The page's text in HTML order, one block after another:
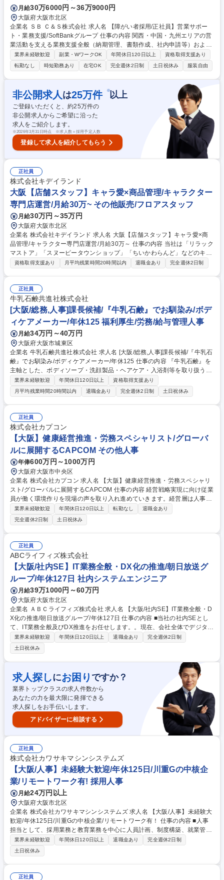
せる/インバウンド率99％
月給30万6000円～36万9000円
大阪府大阪市北区
企業名 ＳＢ Ｃ＆Ｓ株式会社 求人名 【障がい者採用/正社員】営業サポー
ト・業務支援/SoftBankグループ 仕事の内容 関西・中国・九州エリアの営
業活動を支える業務支援全般（納期管理、書類作成、社内申請等）および
AIツールを活用した業務効率化・プロセス改善、マニュアル整備等をお任
せします。 【詳細】営業支援業務（シリアル取得、納期調整、メーカー出
荷報告）/納期回答・納期管理/納品書・請求書等の書類作成・発行/押印申
請等の社内申請業務/各種事務・庶務業務/AIツールを活用した業務効率
化・業務改善/業務の標準化・マニュアル整備 【働き方】TeamsやGoogle
Chatを中心にコミュニケーションを実施しており、業務に慣れた後は週1
～2日程度の在宅勤務も可能です。 募集職種 【障がい者採用/正社員】営
業サポート・業務支援/SoftBankグループ
業界未経験歓迎 副業・WワークOK 年間休日120日以上
資格取得支援あり
転勤なし
時短勤務あり 在宅OK 完全週休2日制 土日祝休み 服装自由
非公開求人 は25万件 ※以上
ご登録いただくと、約25万件の
非公開求人からご希望に沿った
求人をご紹介します。
※2026年3月31日時点 ※求人数＝採用予定人数
登録して求人を紹介してもらう
正社員
株式会社キデイランド
大阪【店舗スタッフ】キャラ愛×商品管理/キャラクター
専門店運営/月給30万~ その他販売/フロアスタッフ
月給30万円～35万円
大阪府大阪市北区
企業名 株式会社キデイランド 求人名 大阪【店舗スタッフ】キャラ愛×商
品管理/キャラクター専門店運営/月給30万～ 仕事の内容 当社は「リラック
マストア」「スヌーピータウンショップ」「ちいかわらんど」などのキャ
ラクターを中心とした専門店と、ユニークな商品を発掘して提案する「キ
社の問屋との直接取引による多種多様な商品管理 ■お客様のニーズを汲み
取った能動的な商品提案 ■全国転勤を前提とした、将来の店舗マネジメン
ト業務 ※単なる販売に留まらない、マルチタスクな運営能力が求められま
す。 募集職種 大阪【店舗スタッフ】キャラ愛×商品管理/キャラクター専
門店運営/月給30万～
資格取得支援あり 月平均残業時間20時間以内 退職金あり 完全週休2日制
正社員
牛乳石鹸共進社株式会社
[大阪/総務,人事]課長候補/『牛乳石鹸』でお馴染み/ボデ
ィケアメーカー/年休125 福利厚生/労務/給与管理人事
月給34万円～40万円
大阪府大阪市城東区
企業名 牛乳石鹸共進社株式会社 求人名 [大阪/総務,人事]課長候補/『牛乳石
鹸』でお馴染み/ボディケアメーカー/年休125 仕事の内容 『牛乳石鹸』を
主軸とした、ボディソープ・洗顔製品・ヘアケア・入浴剤等を取り扱う当
社の本社にて、総務・人事業務全般をお任せいたします。 ＼具体的な仕事
内容／ ・メンバーのマネジメント業務 ・給与及び賞与、年末調整計算、
社会保険に関する手続き、 入社及び退職、異動に関する手続きなど労務関
連業務 ・給与及び勤怠システム、ワークフローに関する設計 【働き方】
年間休日125日・有給休暇消化率90.4％！仕事とプライベートのメリハリ
をつけられる制度を整えています。社員を大事にする社風であり、長期的
に安心して勤続出来る職場です。 募集職種 [大阪/総務,人事]課長候補/『牛
乳石鹸』でお馴染み/ボディケアメーカー/年休125
業界未経験歓迎 年間休日120日以上
資格取得支援あり
月平均残業時間20時間以内
退職金あり 完全週休2日制 土日祝休み
正社員
株式会社カプコン
【大阪】健康経営推進・労務スペシャリスト/グローバ
ルに展開するCAPCOM その他人事
年俸600万円～1000万円
大阪府大阪市中央区
企業名 株式会社カプコン 求人名 【大阪】健康経営推進・労務スペシャリ
スト/グローバルに展開するCAPCOM 仕事の内容 経営戦略実現に向け従業
員が働く環境作りを現場の声を取り入れ進めていきます。経営層は人事制
度/会社業績/企業の成長可能性について従業員説明会を約20回開催する
等、従業員との対話意識/人事への意識が高い為、 配属部署での期待も多
く、入社後は主に下記業務をお任せします。 (1)働き方改革(勤務環境整備)
多様な働き方の推進/労働時間の適正化/育児介護など両立支援への取り組
み (2)労務対策(就労環境整備)職場の活性化/ハラスメント対策/風通しの良
い職場環境の実践 (3)健康推進(健康経営の実践)メンタルヘルスおよびヘル
スリテラシーの向上/具体的な健康保持/増進施策/安全衛生委員会の運営/社
内クリニカルルームの運営等 募集職種 【大阪】健康経営推進・労務スペ
シャリスト/グローバルに展開するCAPCOM
業界未経験歓迎 年間休日120日以上 転勤なし
退職金あり
完全週休2日制
土日祝休み
正社員
ABCライフィズ株式会社
【大阪/社内SE】IT業務全般・DX化の推進/朝日放送グ
ループ/年休127日 社内システムエンジニア
月給39万1000円～60万円
大阪府大阪市北区
企業名 ＡＢＣライフィズ株式会社 求人名 【大阪/社内SE】IT業務全般・D
X化の推進/朝日放送グループ/年休127日 仕事の内容 ■当社の社内SEとし
て、IT業務全般及びDX推進をお任せします。。現在、会社全体でデジタル
化を積極的に推進しているための増員採用となります。 【具体的には】
・システム導入の企画立案/構築/プロジェクト管理/運用管理 ・ITインフラ
(サーバー/ネットワーク/PC等)、セキュリティの導入、運用管理 ・DX推
進（主に管理部門の業務や社内業務全般のDXを担当予定） ※開発作業は
外注しており、企画や要件定義等の上流工程を中心に担当できます。 募集
職種 【大阪/社内SE】IT業務全般・DX化の推進/朝日放送グループ/年休12
7日
業界未経験歓迎 年間休日120日以上 退職金あり
完全週休2日制
土日祝休み
求人探しにお困り ですか？
業界トップクラスの求人件数から
あなたの力を最大限に発揮できる
求人探しをお手伝いします。
アドバイザーに相談する
正社員
株式会社カワサキマシンシステムズ
【大阪/人事】未経験大歓迎/年休125日/川重Gの中核企
業/リモートワーク有! 採用人事
月給24万円以上
大阪府大阪市北区
企業名 株式会社カワサキマシンシステムズ 求人名 【大阪/人事】未経験大
歓迎/年休125日/川重Gの中核企業/リモートワーク有！ 仕事の内容 ■人事
担当として、採用業務と教育業務を中心に人員計画、制度構築、就業管
理、給与計算、社会保険手続きなどを幅広く担当いただきます。入社後1
年は指導員によるマンツーマンのOJTを実施いたします。 ■人員計画：会
社全体の中期計画に基づき最適な人員配置および組織編制を行う ■制度構
築：従業員の働き方に合わせた新制度の考案や法改正に伴う、 各種規則の
改正対応 ■就業管理：システムでの管理。まれに制度改正に伴うシステム
業界未経験歓迎 年間休日120日以上 退職金あり
完全週休2日制
土日祝休み
正社員